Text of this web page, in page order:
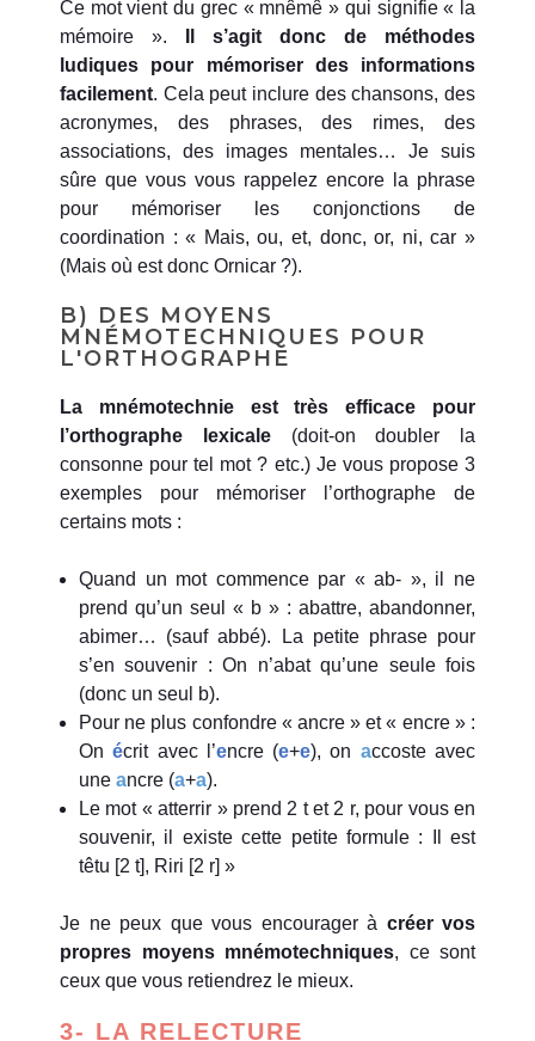
Ce mot vient du grec « mnêmê » qui signifie « la
mémoire ».
Il s’agit donc de méthodes
ludiques pour mémoriser des informations
facilement. Cela peut inclure des chansons, des
acronymes, des phrases, des rimes, des
associations, des images mentales… Je suis
sûre que vous vous rappelez encore la phrase
pour mémoriser les conjonctions de
coordination : « Mais, ou, et, donc, or, ni, car »
(Mais où est donc Ornicar ?).
B) DES MOYENS
MNÉMOTECHNIQUES POUR
L'ORTHOGRAPHE
La mnémotechnie est très efficace pour
l’orthographe lexicale(doit-on doubler la
consonne pour tel mot ? etc.) Je vous propose 3
exemples pour mémoriser l’orthographe de
certains mots :
Quand un mot commence par « ab- », il ne
prend qu’un seul « b » : abattre, abandonner,
abimer… (sauf abbé). La petite phrase pour
s’en souvenir : On n’abat qu’une seule fois
(donc un seul b).
Pour ne plus confondre « ancre » et « encre » :
Onécrit avec l’encre (e+e), on accoste avec
une ancre (a+a).
Le mot « atterrir » prend 2 t et 2 r, pour vous en
souvenir, il existe cette petite formule : Il est
têtu [2 t], Riri [2 r] »
Je ne peux que vous encourager à créer vos
propres moyens mnémotechniques, ce sont
ceux que vous retiendrez le mieux.
3- LA RELECTURE